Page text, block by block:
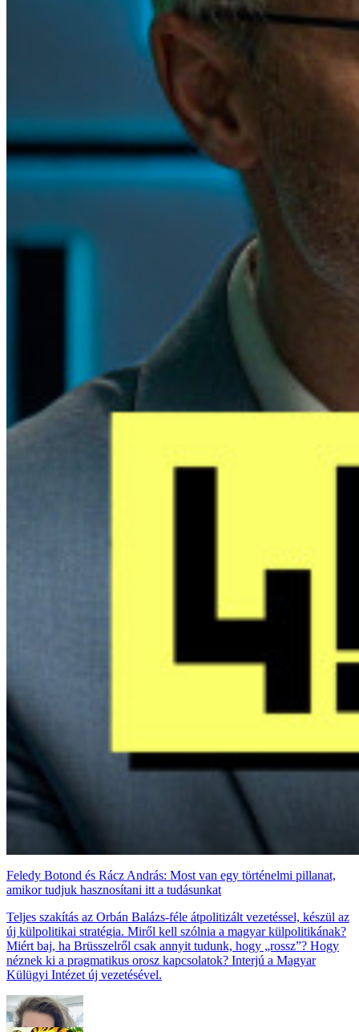
Feledy Botond és Rácz András: Most van egy történelmi pillanat,
amikor tudjuk hasznosítani itt a tudásunkat
Teljes szakítás az Orbán Balázs-féle átpolitizált vezetéssel, készül az
új külpolitikai stratégia. Miről kell szólnia a magyar külpolitikának?
Miért baj, ha Brüsszelről csak annyit tudunk, hogy „rossz”? Hogy
néznek ki a pragmatikus orosz kapcsolatok? Interjú a Magyar
Külügyi Intézet új vezetésével.